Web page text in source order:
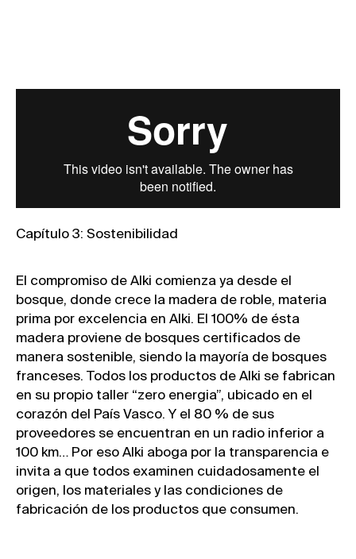
Capítulo 3: Sostenibilidad
El compromiso de Alki comienza ya desde el
bosque, donde crece la madera de roble, materia
prima por excelencia en Alki. El 100% de ésta
madera proviene de bosques certificados de
manera sostenible, siendo la mayoría de bosques
franceses. Todos los productos de Alki se fabrican
en su propio taller “zero energia”, ubicado en el
corazón del País Vasco. Y el 80 % de sus
proveedores se encuentran en un radio inferior a
100 km… Por eso Alki aboga por la transparencia e
invita a que todos examinen cuidadosamente el
origen, los materiales y las condiciones de
fabricación de los productos que consumen.